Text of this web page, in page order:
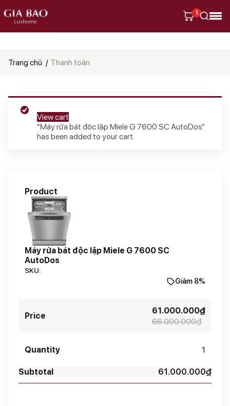
1
kiếm
Trang chủ Thanh toán
“Máy rửa bát độc lập Miele G 7600 SC AutoDos”
has been added to your cart.
View cart
Máy rửa bát độc lập Miele G 7600 SC
AutoDos
SKU:
Giảm 8%
66.000.000₫
61.000.000₫
1
61.000.000₫